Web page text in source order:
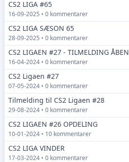
CS2 LIGA #65
16-09-2025 • 0 kommentarer
CS2 LIGA SÆSON 65
28-09-2025 • 0 kommentarer
CS2 LIGAEN #27 - TILMELDING ÅBEN
16-04-2024 • 0 kommentarer
CS2 Ligaen #27
07-05-2024 • 0 kommentarer
Tilmelding til CS2 Ligaen #28
29-08-2024 • 0 kommentarer
CS2 LIGAEN #26 OPDELING
10-01-2024 • 10 kommentarer
CS2 LIGA VINDER
17-03-2024 • 0 kommentarer